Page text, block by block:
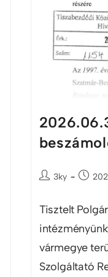
3ky
Tisztelt
vármegye
Szolgáltató